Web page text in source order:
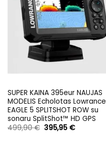
SUPER KAINA 395eur NAUJAS
MODELIS Echolotas Lowrance
EAGLE 5 SPLITSHOT ROW su
sonaru SplitShot™ HD GPS
499,90€ Original
price
395,95 €Current